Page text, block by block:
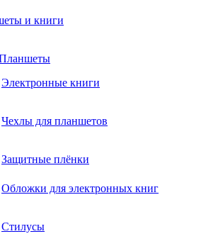
и книги
Электронные книги
Чехлы для планшетов
Защитные плёнки
Обложки для электронных книг
Стилусы